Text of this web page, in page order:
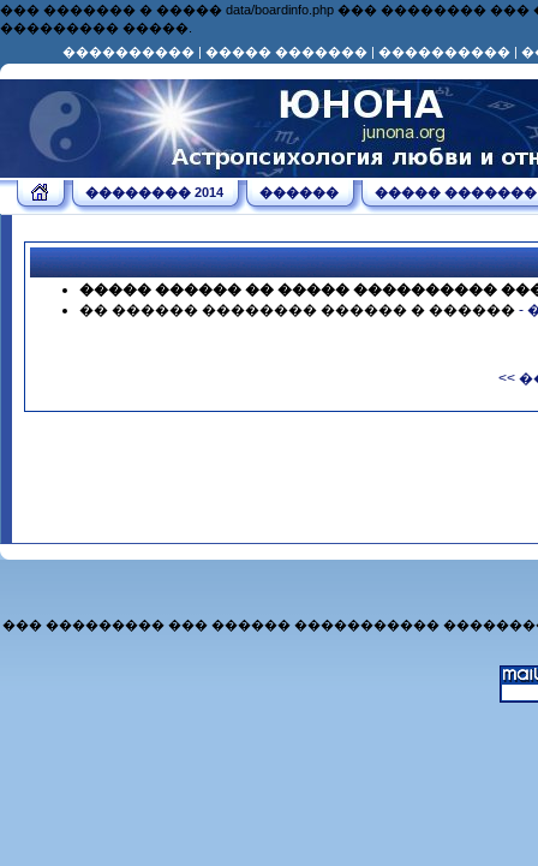
��� ������� � ����� data/boardinfo.php ���
��������� �����.
���������� | ����� ������� | ���������� |
�������� 2014 ������ ����� �������
����� ������ �� ����� ����������
�� ������ �������� ������ � ������ -
<<
��� ��������� ��� ������ �����������